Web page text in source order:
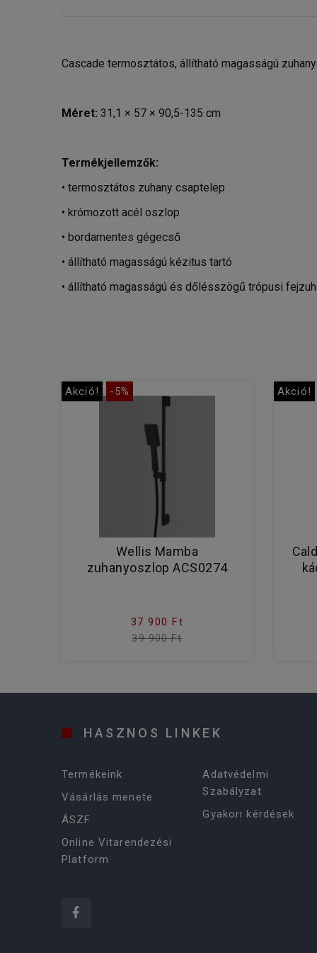
Cascade termosztátos, állítható magasságú
Méret: 31,1 × 57 × 90,5-135 cm
Termékjellemzők:
• termosztátos zuhany csaptelep
• krómozott acél oszlop
• bordamentes gégecső
• állítható magasságú kézitus tartó
• állítható magasságú és dőlésszögű trópusi
Akció! -5%
Wellis Mamba
zuhanyoszlop ACS0274
37 900 Ft
39 900 Ft
Akció!
HASZNOS LINKEK
Termékeink
Vásárlás menete
ÁSZF
Online Vitarendezési
Platform
Adatvédelmi
Szabályzat
Gyakori kérdések